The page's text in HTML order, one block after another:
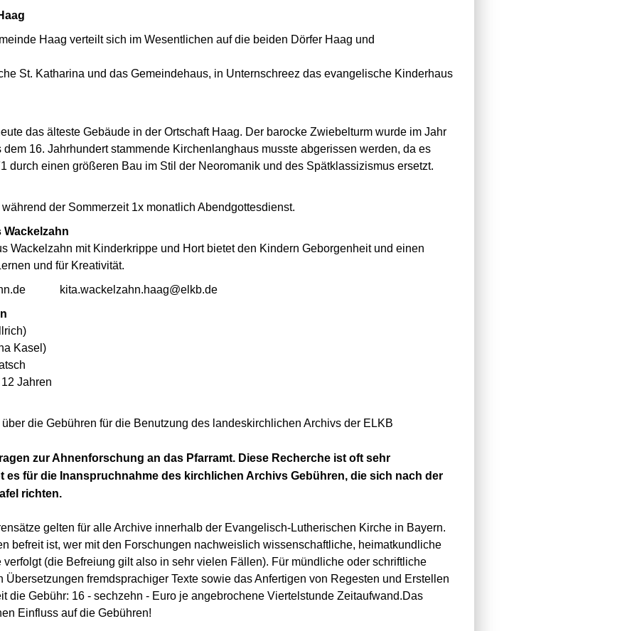
Haag verteilt sich im Wesentlichen auf die beiden Dörfer Haag und
St. Katharina und das Gemeindehaus, in Unternschreez das evangelische Kinderhaus
das älteste Gebäude in der Ortschaft Haag. Der barocke Zwiebelturm wurde im Jahr
16. Jahrhundert stammende Kirchenlanghaus musste abgerissen werden, da es
durch einen größeren Bau im Stil der Neoromanik und des Spätklassizismus ersetzt.
der Sommerzeit 1x monatlich Abendgottesdienst.
Wackelzahn mit Kinderkrippe und Hort bietet den Kindern Geborgenheit und einen
und für Kreativität.
kita.wackelzahn.haag@elkb.de
Kasel)
Jahren
die Gebühren für die Benutzung des andeskirchlichen Archivs der ELKB
zur Ahnenforschung an das Pfarramt. Diese Recherche ist oft sehr
es für die Inanspruchnahme des kirchlichen Archivs Gebühren, die sich nach der
richten.
gelten für alle Archive innerhalb der Evangelisch-Lutherischen Kirche in Bayern.
befreit ist, wer mit den Forschungen nachweislich wissenschaftliche, heimatkundliche
(die Befreiung gilt also in sehr vielen Fällen). Für mündliche oder schriftliche
fremdsprachiger Texte sowie das Anfertigen von Regesten und Erstellen
die Gebühr: 16 - sechzehn - Euro je angebrochene Viertelstunde Zeitaufwand.Das
Einfluss auf die Gebühren!